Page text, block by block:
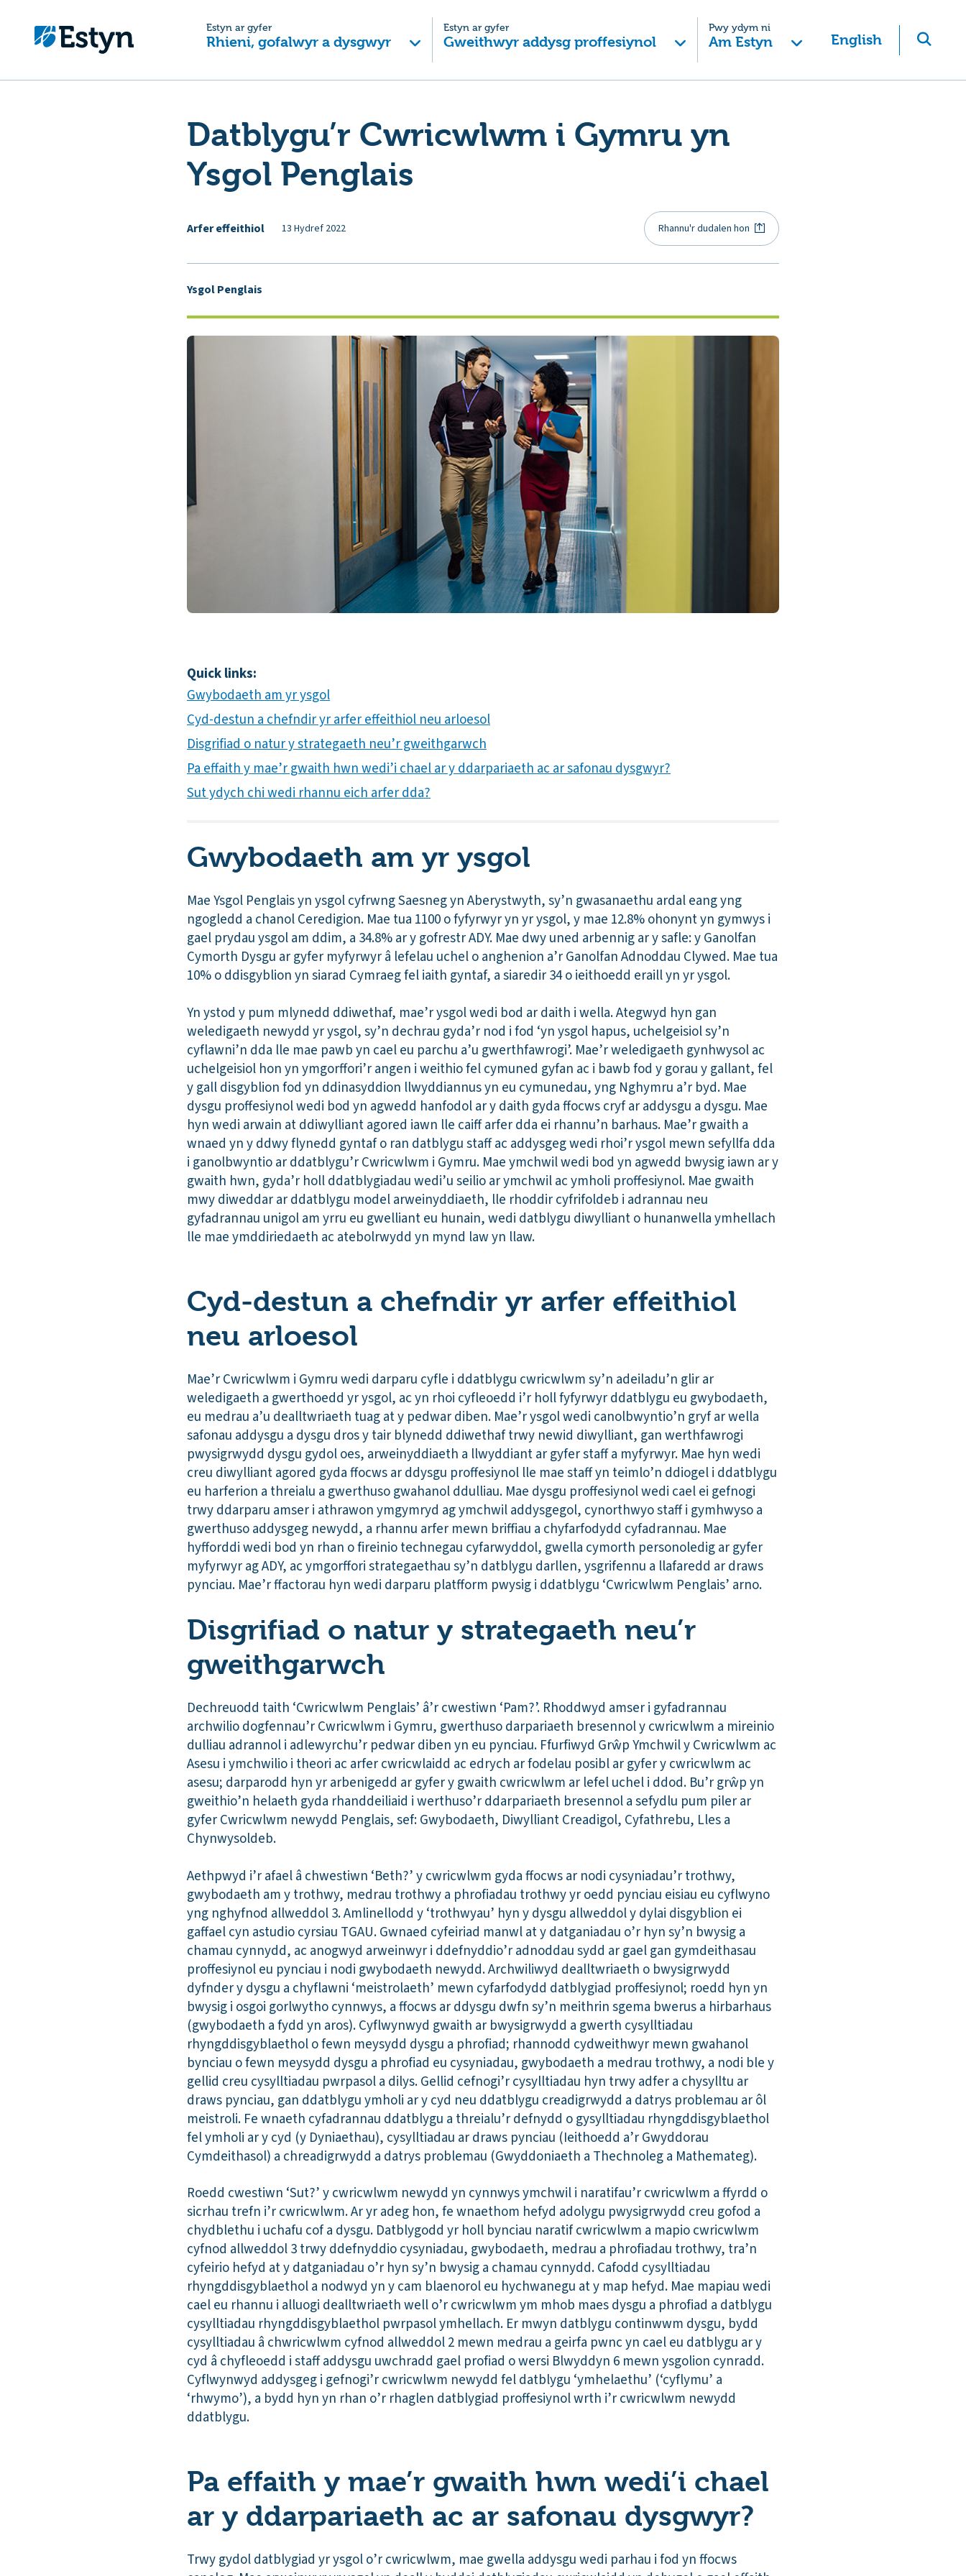
Estyn ar gyfer
Rhieni, gofalwyr a dysgwyr
Estyn ar gyfer
Gweithwyr addysg proffesiynol
Pwy ydym ni
Am Estyn English
Datblygu’r Cwricwlwm i Gymru yn
Ysgol Penglais
Arfer effeithiol 13 Hydref 2022 Rhannu'r dudalen hon
Ysgol Penglais
Quick links:
Gwybodaeth am yr ysgol
Cyd-destun a chefndir yr arfer effeithiol neu arloesol
Disgrifiad o natur y strategaeth neu’r gweithgarwch
Pa effaith y mae’r gwaith hwn wedi’i chael ar y ddarpariaeth ac ar safonau dysgwyr?
Sut ydych chi wedi rhannu eich arfer dda?
Gwybodaeth am yr ysgol
Mae Ysgol Penglais yn ysgol cyfrwng Saesneg yn Aberystwyth, sy’n gwasanaethu ardal eang yng
ngogledd a chanol Ceredigion. Mae tua 1100 o fyfyrwyr yn yr ysgol, y mae 12.8% ohonynt yn gymwys i
gael prydau ysgol am ddim, a 34.8% ar y gofrestr ADY. Mae dwy uned arbennig ar y safle: y Ganolfan
Cymorth Dysgu ar gyfer myfyrwyr â lefelau uchel o anghenion a’r Ganolfan Adnoddau Clywed. Mae tua
10% o ddisgyblion yn siarad Cymraeg fel iaith gyntaf, a siaredir 34 o ieithoedd eraill yn yr ysgol.
Yn ystod y pum mlynedd ddiwethaf, mae’r ysgol wedi bod ar daith i wella. Ategwyd hyn gan
weledigaeth newydd yr ysgol, sy’n dechrau gyda’r nod i fod ‘yn ysgol hapus, uchelgeisiol sy’n
cyflawni’n dda lle mae pawb yn cael eu parchu a’u gwerthfawrogi’. Mae’r weledigaeth gynhwysol ac
uchelgeisiol hon yn ymgorffori’r angen i weithio fel cymuned gyfan ac i bawb fod y gorau y gallant, fel
y gall disgyblion fod yn ddinasyddion llwyddiannus yn eu cymunedau, yng Nghymru a’r byd. Mae
dysgu proffesiynol wedi bod yn agwedd hanfodol ar y daith gyda ffocws cryf ar addysgu a dysgu. Mae
hyn wedi arwain at ddiwylliant agored iawn lle caiff arfer dda ei rhannu’n barhaus. Mae’r gwaith a
wnaed yn y ddwy flynedd gyntaf o ran datblygu staff ac addysgeg wedi rhoi’r ysgol mewn sefyllfa dda
i ganolbwyntio ar ddatblygu’r Cwricwlwm i Gymru. Mae ymchwil wedi bod yn agwedd bwysig iawn ar y
gwaith hwn, gyda’r holl ddatblygiadau wedi’u seilio ar ymchwil ac ymholi proffesiynol. Mae gwaith
mwy diweddar ar ddatblygu model arweinyddiaeth, lle rhoddir cyfrifoldeb i adrannau neu
gyfadrannau unigol am yrru eu gwelliant eu hunain, wedi datblygu diwylliant o hunanwella ymhellach
lle mae ymddiriedaeth ac atebolrwydd yn mynd law yn llaw.
Cyd-destun a chefndir yr arfer effeithiol
neu arloesol
Mae’r Cwricwlwm i Gymru wedi darparu cyfle i ddatblygu cwricwlwm sy’n adeiladu’n glir ar
weledigaeth a gwerthoedd yr ysgol, ac yn rhoi cyfleoedd i’r holl fyfyrwyr ddatblygu eu gwybodaeth,
eu medrau a’u dealltwriaeth tuag at y pedwar diben. Mae’r ysgol wedi canolbwyntio’n gryf ar wella
safonau addysgu a dysgu dros y tair blynedd ddiwethaf trwy newid diwylliant, gan werthfawrogi
pwysigrwydd dysgu gydol oes, arweinyddiaeth a llwyddiant ar gyfer staff a myfyrwyr. Mae hyn wedi
creu diwylliant agored gyda ffocws ar ddysgu proffesiynol lle mae staff yn teimlo’n ddiogel i ddatblygu
eu harferion a threialu a gwerthuso gwahanol ddulliau. Mae dysgu proffesiynol wedi cael ei gefnogi
trwy ddarparu amser i athrawon ymgymryd ag ymchwil addysgegol, cynorthwyo staff i gymhwyso a
gwerthuso addysgeg newydd, a rhannu arfer mewn briffiau a chyfarfodydd cyfadrannau. Mae
hyfforddi wedi bod yn rhan o fireinio technegau cyfarwyddol, gwella cymorth personoledig ar gyfer
myfyrwyr ag ADY, ac ymgorffori strategaethau sy’n datblygu darllen, ysgrifennu a llafaredd ar draws
pynciau. Mae’r ffactorau hyn wedi darparu platfform pwysig i ddatblygu ‘Cwricwlwm Penglais’ arno.
Disgrifiad o natur y strategaeth neu’r
gweithgarwch
Dechreuodd taith ‘Cwricwlwm Penglais’ â’r cwestiwn ‘Pam?’. Rhoddwyd amser i gyfadrannau
archwilio dogfennau’r Cwricwlwm i Gymru, gwerthuso darpariaeth bresennol y cwricwlwm a mireinio
dulliau adrannol i adlewyrchu’r pedwar diben yn eu pynciau. Ffurfiwyd Grŵp Ymchwil y Cwricwlwm ac
Asesu i ymchwilio i theori ac arfer cwricwlaidd ac edrych ar fodelau posibl ar gyfer y cwricwlwm ac
asesu; darparodd hyn yr arbenigedd ar gyfer y gwaith cwricwlwm ar lefel uchel i ddod. Bu’r grŵp yn
gweithio’n helaeth gyda rhanddeiliaid i werthuso’r ddarpariaeth bresennol a sefydlu pum piler ar
gyfer Cwricwlwm newydd Penglais, sef: Gwybodaeth, Diwylliant Creadigol, Cyfathrebu, Lles a
Chynwysoldeb.
Aethpwyd i’r afael â chwestiwn ‘Beth?’ y cwricwlwm gyda ffocws ar nodi cysyniadau’r trothwy,
gwybodaeth am y trothwy, medrau trothwy a phrofiadau trothwy yr oedd pynciau eisiau eu cyflwyno
yng nghyfnod allweddol 3. Amlinellodd y ‘trothwyau’ hyn y dysgu allweddol y dylai disgyblion ei
gaffael cyn astudio cyrsiau TGAU. Gwnaed cyfeiriad manwl at y datganiadau o’r hyn sy’n bwysig a
chamau cynnydd, ac anogwyd arweinwyr i ddefnyddio’r adnoddau sydd ar gael gan gymdeithasau
proffesiynol eu pynciau i nodi gwybodaeth newydd. Archwiliwyd dealltwriaeth o bwysigrwydd
dyfnder y dysgu a chyflawni ‘meistrolaeth’ mewn cyfarfodydd datblygiad proffesiynol; roedd hyn yn
bwysig i osgoi gorlwytho cynnwys, a ffocws ar ddysgu dwfn sy’n meithrin sgema bwerus a hirbarhaus
(gwybodaeth a fydd yn aros). Cyflwynwyd gwaith ar bwysigrwydd a gwerth cysylltiadau
rhyngddisgyblaethol o fewn meysydd dysgu a phrofiad; rhannodd cydweithwyr mewn gwahanol
bynciau o fewn meysydd dysgu a phrofiad eu cysyniadau, gwybodaeth a medrau trothwy, a nodi ble y
gellid creu cysylltiadau pwrpasol a dilys. Gellid cefnogi’r cysylltiadau hyn trwy adfer a chysylltu ar
draws pynciau, gan ddatblygu ymholi ar y cyd neu ddatblygu creadigrwydd a datrys problemau ar ôl
meistroli. Fe wnaeth cyfadrannau ddatblygu a threialu’r defnydd o gysylltiadau rhyngddisgyblaethol
fel ymholi ar y cyd (y Dyniaethau), cysylltiadau ar draws pynciau (Ieithoedd a’r Gwyddorau
Cymdeithasol) a chreadigrwydd a datrys problemau (Gwyddoniaeth a Thechnoleg a Mathemateg).
Roedd cwestiwn ‘Sut?’ y cwricwlwm newydd yn cynnwys ymchwil i naratifau’r cwricwlwm a ffyrdd o
sicrhau trefn i’r cwricwlwm. Ar yr adeg hon, fe wnaethom hefyd adolygu pwysigrwydd creu gofod a
chydblethu i uchafu cof a dysgu. Datblygodd yr holl bynciau naratif cwricwlwm a mapio cwricwlwm
cyfnod allweddol 3 trwy ddefnyddio cysyniadau, gwybodaeth, medrau a phrofiadau trothwy, tra’n
cyfeirio hefyd at y datganiadau o’r hyn sy’n bwysig a chamau cynnydd. Cafodd cysylltiadau
rhyngddisgyblaethol a nodwyd yn y cam blaenorol eu hychwanegu at y map hefyd. Mae mapiau wedi
cael eu rhannu i alluogi dealltwriaeth well o’r cwricwlwm ym mhob maes dysgu a phrofiad a datblygu
cysylltiadau rhyngddisgyblaethol pwrpasol ymhellach. Er mwyn datblygu continwwm dysgu, bydd
cysylltiadau â chwricwlwm cyfnod allweddol 2 mewn medrau a geirfa pwnc yn cael eu datblygu ar y
cyd â chyfleoedd i staff addysgu uwchradd gael profiad o wersi Blwyddyn 6 mewn ysgolion cynradd.
Cyflwynwyd addysgeg i gefnogi’r cwricwlwm newydd fel datblygu ‘ymhelaethu’ (‘cyflymu’ a
‘rhwymo’), a bydd hyn yn rhan o’r rhaglen datblygiad proffesiynol wrth i’r cwricwlwm newydd
ddatblygu.
Pa effaith y mae’r gwaith hwn wedi’i chael
ar y ddarpariaeth ac ar safonau dysgwyr?
Trwy gydol datblygiad yr ysgol o’r cwricwlwm, mae gwella addysgu wedi parhau i fod yn ffocws